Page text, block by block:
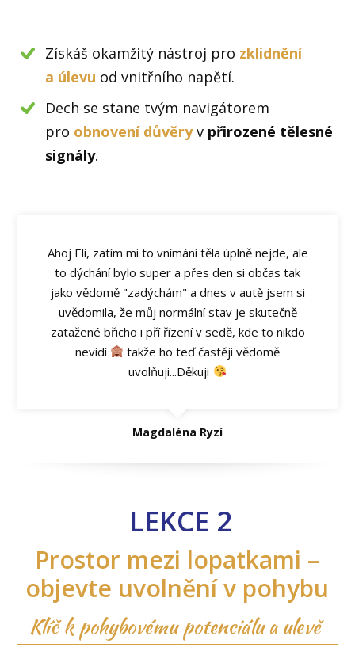
Získáš okamžitý nástroj pro zklidnění
a úlevu od vnitřního napětí.
Dech se stane tvým navigátorem
pro obnovení důvěryv přirozené tělesné
signály.
Ahoj Eli, zatím mi to vnímání těla úplně nejde, ale
to dýchání bylo super a přes den si občas tak
jako vědomě "zadýchám" a dnes v autě jsem si
uvědomila, že můj normální stav je skutečně
zatažené břicho i pří řízení v sedě, kde to nikdo
nevidí
takže ho teď častěji vědomě
uvolňuji...Děkuji
Magdaléna Ryzí
LEKCE 2
Prostor mezi lopatkami –
objevte uvolnění v pohybu
Klíč k pohybovému potenciálu a ulevě